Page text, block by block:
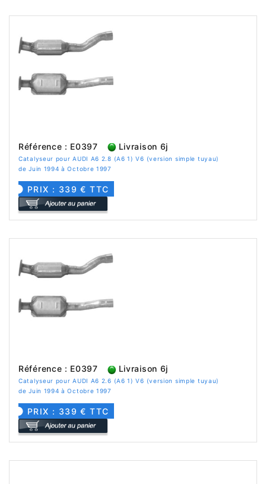
Référence : E0397 Livraison 6j
Catalyseur pour AUDI A6 2.8 (A6 1) V6 (version simple tuyau)
de Juin 1994 à Octobre 1997
PRIX : 339 € TTC
Référence : E0397 Livraison 6j
Catalyseur pour AUDI A6 2.6 (A6 1) V6 (version simple tuyau)
de Juin 1994 à Octobre 1997
PRIX : 339 € TTC